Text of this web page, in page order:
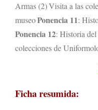
Armas (2)Visita a las
museoPonencia 11:
Ponencia 12: Historia
colecciones de
Ficha resumida: